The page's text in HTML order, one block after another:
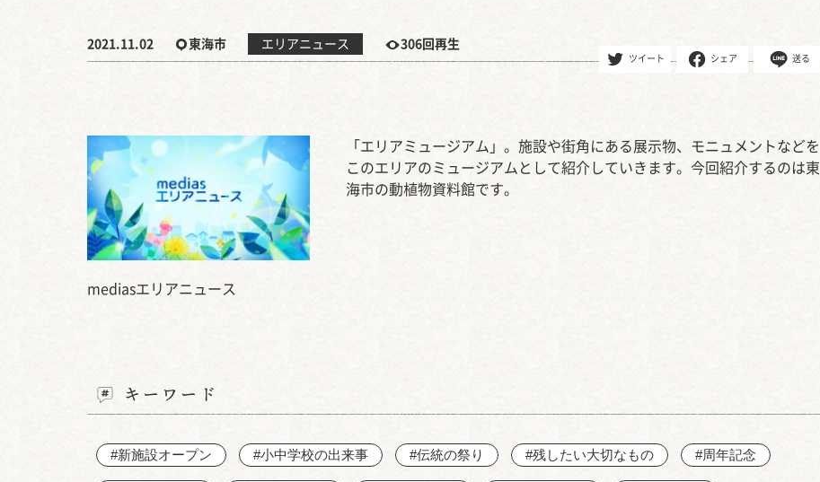
2021.11.02 東海市 エリアニュース 306回再生
ツイート シェア 送る
mediasエリアニュース
「エリアミュージアム」。施設や街角にある展示物、モニュメントなどを
このエリアのミュージアムとして紹介していきます。今回紹介するのは東
海市の動植物資料館です。
キーワード
#新施設オープン #小中学校の出来事 #伝統の祭り #残したい大切なもの #周年記念